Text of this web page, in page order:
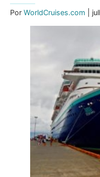
Por WorldCruises.com |